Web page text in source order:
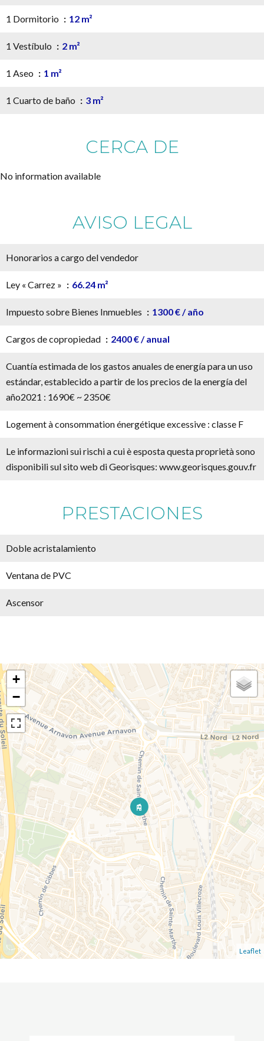
1 Dormitorio 12 m²
1 Vestíbulo 2 m²
1 Aseo 1 m²
1 Cuarto de baño 3 m²
CERCA DE
No information available
AVISO LEGAL
Honorarios a cargo del vendedor
Ley « Carrez » 66.24 m²
Impuesto sobre Bienes Inmuebles 1300 € / año
Cargos de copropiedad 2400 € / anual
Cuantía estimada de los gastos anuales de energía para un uso
estándar, establecido a partir de los precios de la energía del
año2021 : 1690€ ~ 2350€
Logement à consommation énergétique excessive : classe F
Le informazioni sui rischi a cui è esposta questa proprietà sono
disponibili sul sito web di Georisques: www.georisques.gouv.fr
PRESTACIONES
Doble acristalamiento
Ventana de PVC
Ascensor
+
−
Leaflet